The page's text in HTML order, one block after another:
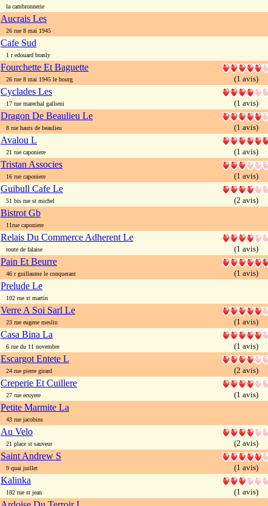
la cambronnerie
Aucrais Les
26 rue 8 mai 1945
Cafe Sud
1 r edouard branly
Fourchette Et Baguette
26 rue 8 mai 1945 le bourg (1 avis)
Cyclades Les
17 rue marechal gallieni (1 avis)
Dragon De Beaulieu Le
8 rue hauts de beaulieu (1 avis)
Avalou L
21 rue caponiere (1 avis)
Tristan Associes
16 rue caponiere (1 avis)
Guibull Cafe Le
51 bis rue st michel (2 avis)
Bistrot Gb
11rue caponiere
Relais Du Commerce Adherent Le
route de falaise (1 avis)
Pain Et Beurre
46 r guillaume le conquerant (1 avis)
Prelude Le
102 rue st martin
Verre A Soi Sarl Le
23 rue eugene meslin (1 avis)
Casa Bina La
6 rue du 11 novembre (1 avis)
Escargot Entete L
24 rue pierre girard (2 avis)
Creperie Et Cuillere
27 rue ecuyere (1 avis)
Petite Marmite La
43 rue jacobins
Au Velo
21 place st sauveur (2 avis)
Saint Andrew S
9 quai juillet (1 avis)
Kalinka
182 rue st jean (1 avis)